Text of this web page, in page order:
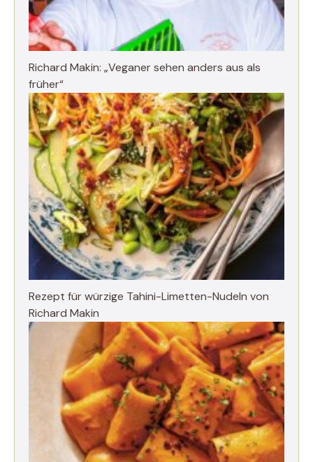
Richard Makin: „Veganer sehen anders aus als
früher“
Rezept für würzige Tahini-Limetten-Nudeln von
Richard Makin